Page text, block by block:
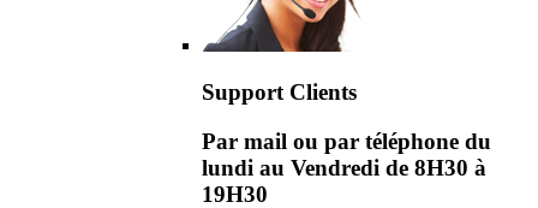
Support Clients
Par mail ou par téléphone du
lundi au Vendredi de 8H30 à
19H30